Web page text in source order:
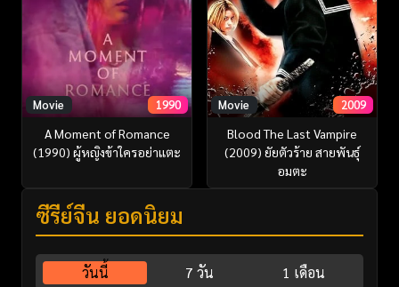
Movie 1990
A Moment of Romance
(1990) ผู้หญิงข้าใครอย่าแตะ
Movie 2009
Blood The Last Vampire
(2009) ยัยตัวร้าย สายพันธุ์
อมตะ
ซีรี่ย์จีน ยอดนิยม
วันนี้ 7 วัน 1 เดือน